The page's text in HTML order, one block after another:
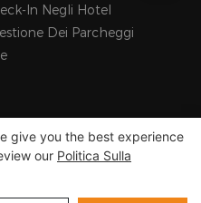
In Negli Hotel
Dei Parcheggi
Technology Co., Ltd -
give you the best experience
our Politica Sulla